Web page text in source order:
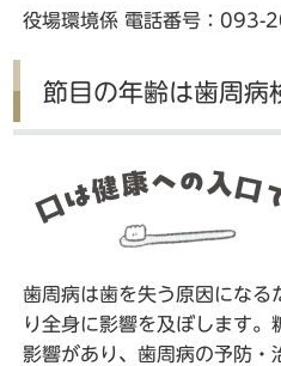
役場環境係 電話番号：093-
節目の年齢は歯周病
歯周病は歯を失う原因になる
り全身に影響を及ぼします。
影響があり、歯周病の予防・